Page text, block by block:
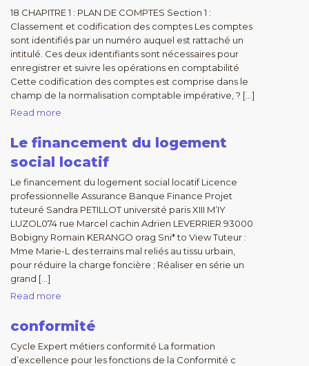
18 CHAPITRE 1 : PLAN DE COMPTES Section 1 :
Classement et codification des comptes Les comptes
sont identifiés par un numéro auquel est rattaché un
intitulé. Ces deux identifiants sont nécessaires pour
enregistrer et suivre les opérations en comptabilité
Cette codification des comptes est comprise dans le
champ de la normalisation comptable impérative, ? […]
Read more
Le financement du logement
social locatif
Le financement du logement social locatif Licence
professionnelle Assurance Banque Finance Projet
tuteuré Sandra PETILLOT université paris XIII M’IY
LUZOL074 rue Marcel cachin Adrien LEVERRIER 93000
Bobigny Romain KERANGO orag Sni* to View Tuteur :
Mme Marie-L des terrains mal reliés au tissu urbain,
pour réduire la charge foncière ; Réaliser en série un
grand […]
Read more
conformité
Cycle Expert métiers conformité La formation
d’excellence pour les fonctions de la Conformité c